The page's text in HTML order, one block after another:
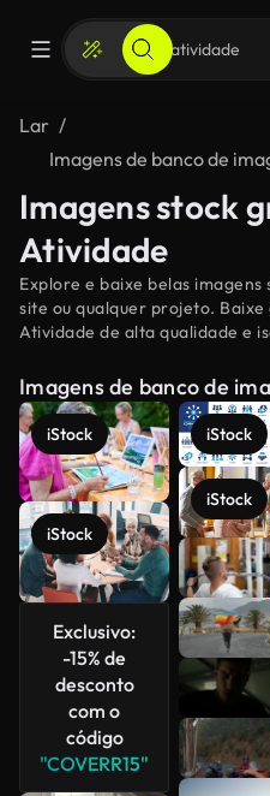
Lar
Imagens de banco de
Imagens stock
Atividade
Explore e baixe belas
site ou qualquer projeto.
Atividade de alta qualidade e
Imagens de banco de
iStock
iStock
Exclusivo:
-15% de
desconto
com o
código
"COVERR15"
iStock
iStock